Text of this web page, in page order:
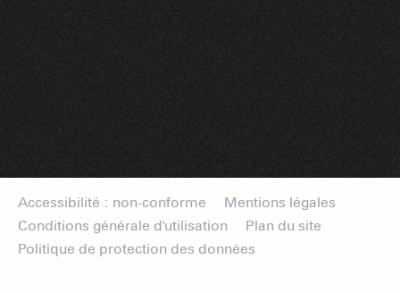
Accessibilité : non-conforme
Mentions légales
Conditions générale d'utilisation
Plan du site
Politique de protection des données